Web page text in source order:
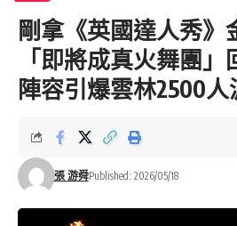
剛拿《英國達人秀》
「即將成真火舞團
陣容引爆雲林2500人
張 游舜Published: 2026/05/18